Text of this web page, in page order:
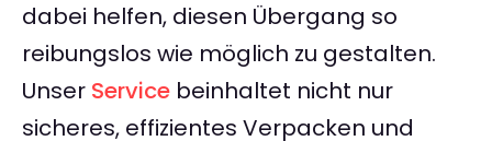
dabei helfen, diesen Übergang so
reibungslos wie möglich zu gestalten.
Unser Service beinhaltet nicht nur
sicheres, effizientes Verpacken und